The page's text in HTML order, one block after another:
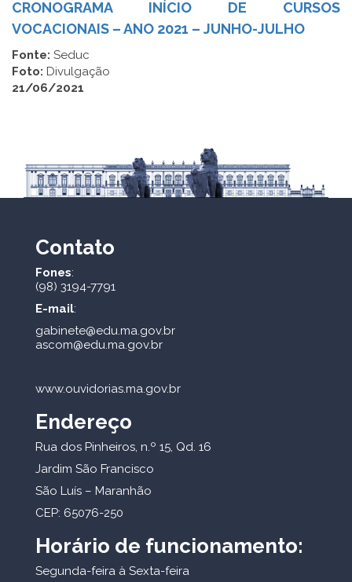
CRONOGRAMA INÍCIO DE CURSOS
VOCACIONAIS – ANO 2021 – JUNHO-JULHO
Fonte: Seduc
Foto: Divulgação
21/06/2021
Contato
Fones:
(98) 3194-7791
E-mail:
gabinete@edu.ma.gov.br
ascom@edu.ma.gov.br
www.ouvidorias.ma.gov.br
Endereço
Rua dos Pinheiros, n.º 15, Qd. 16
Jardim São Francisco
São Luís – Maranhão
CEP: 65076-250
Horário de funcionamento:
Segunda-feira à Sexta-feira